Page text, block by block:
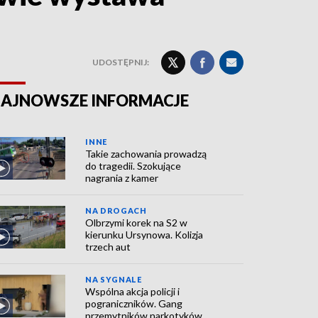
UDOSTĘPNIJ:
INFORMACJE
INNE
Takie zachowania prowadzą
do tragedii. Szokujące
nagrania z kamer
NA DROGACH
Olbrzymi korek na S2 w
kierunku Ursynowa. Kolizja
trzech aut
NA SYGNALE
Wspólna akcja policji i
pograniczników. Gang
przemytników narkotyków